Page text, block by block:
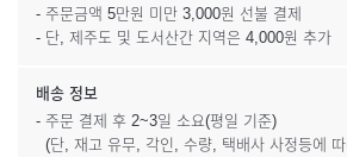
- 주문금액 5만원 미만 3,000원 선불 결제
- 단, 제주도 및 도서산간 지역은 4,000원 추가
배송 정보
- 주문 결제 후 2~3일 소요(평일 기준)
(단, 재고 유무, 각인, 수량, 택배사 사정등에